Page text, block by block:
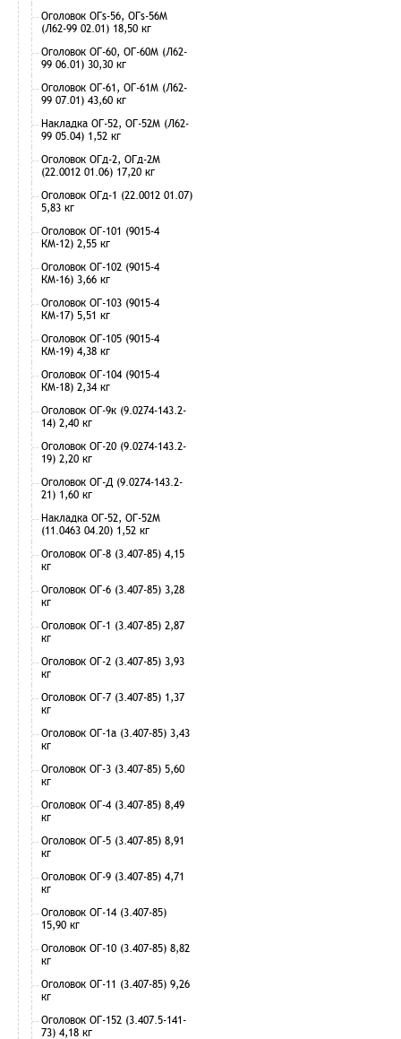
Оголовок ОГs-56, ОГs-56М
(Л62-99 02.01) 18,50 кг
Оголовок ОГ-60, ОГ-60М (Л62-
99 06.01) 30,30 кг
Оголовок ОГ-61, ОГ-61М (Л62-
99 07.01) 43,60 кг
Накладка ОГ-52, ОГ-52М (Л62-
99 05.04) 1,52 кг
Оголовок ОГд-2, ОГд-2М
(22.0012 01.06) 17,20 кг
Оголовок ОГд-1 (22.0012 01.07)
5,83 кг
Оголовок ОГ-101 (9015-4
КМ-12) 2,55 кг
Оголовок ОГ-102 (9015-4
КМ-16) 3,66 кг
Оголовок ОГ-103 (9015-4
КМ-17) 5,51 кг
Оголовок ОГ-105 (9015-4
КМ-19) 4,38 кг
Оголовок ОГ-104 (9015-4
КМ-18) 2,34 кг
Оголовок ОГ-9к (9.0274-143.2-
14) 2,40 кг
Оголовок ОГ-20 (9.0274-143.2-
19) 2,20 кг
Оголовок ОГ-Д (9.0274-143.2-
21) 1,60 кг
Накладка ОГ-52, ОГ-52М
(11.0463 04.20) 1,52 кг
Оголовок ОГ-8 (3.407-85) 4,15
кг
Оголовок ОГ-6 (3.407-85) 3,28
кг
Оголовок ОГ-1 (3.407-85) 2,87
кг
Оголовок ОГ-2 (3.407-85) 3,93
кг
Оголовок ОГ-7 (3.407-85) 1,37
кг
Оголовок ОГ-1а (3.407-85) 3,43
кг
Оголовок ОГ-3 (3.407-85) 5,60
кг
Оголовок ОГ-4 (3.407-85) 8,49
кг
Оголовок ОГ-5 (3.407-85) 8,91
кг
Оголовок ОГ-9 (3.407-85) 4,71
кг
Оголовок ОГ-14 (3.407-85)
15,90 кг
Оголовок ОГ-10 (3.407-85) 8,82
кг
Оголовок ОГ-11 (3.407-85) 9,26
кг
Оголовок ОГ-152 (3.407.5-141-
73) 4,18 кг